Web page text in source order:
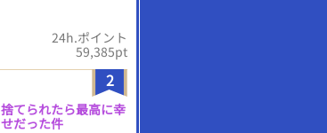
24h.ポイント
59,385pt
2
捨てられたら最高に幸
せだった件